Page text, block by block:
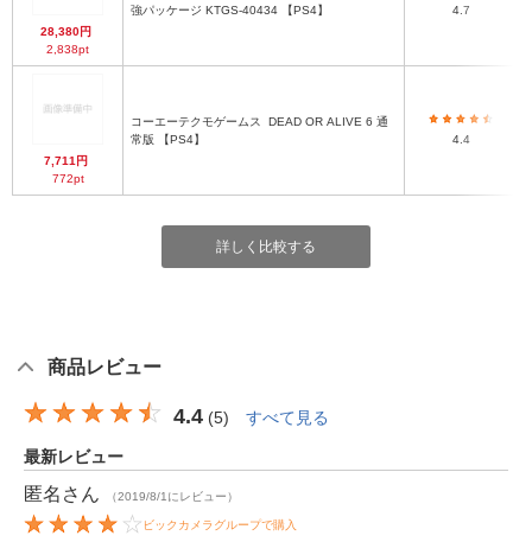
28,380円
2,838pt
強パッケージ KTGS-40434 【PS4】
4.7
7,711円
772pt
コーエーテクモゲームス
常版 【PS4】
4.4
詳しく比較する
商品レビュー
4.4 (5) すべて見る
最新レビュー
匿名 さん （2019/8/1にレビュー）
ビックカメラグループで購入